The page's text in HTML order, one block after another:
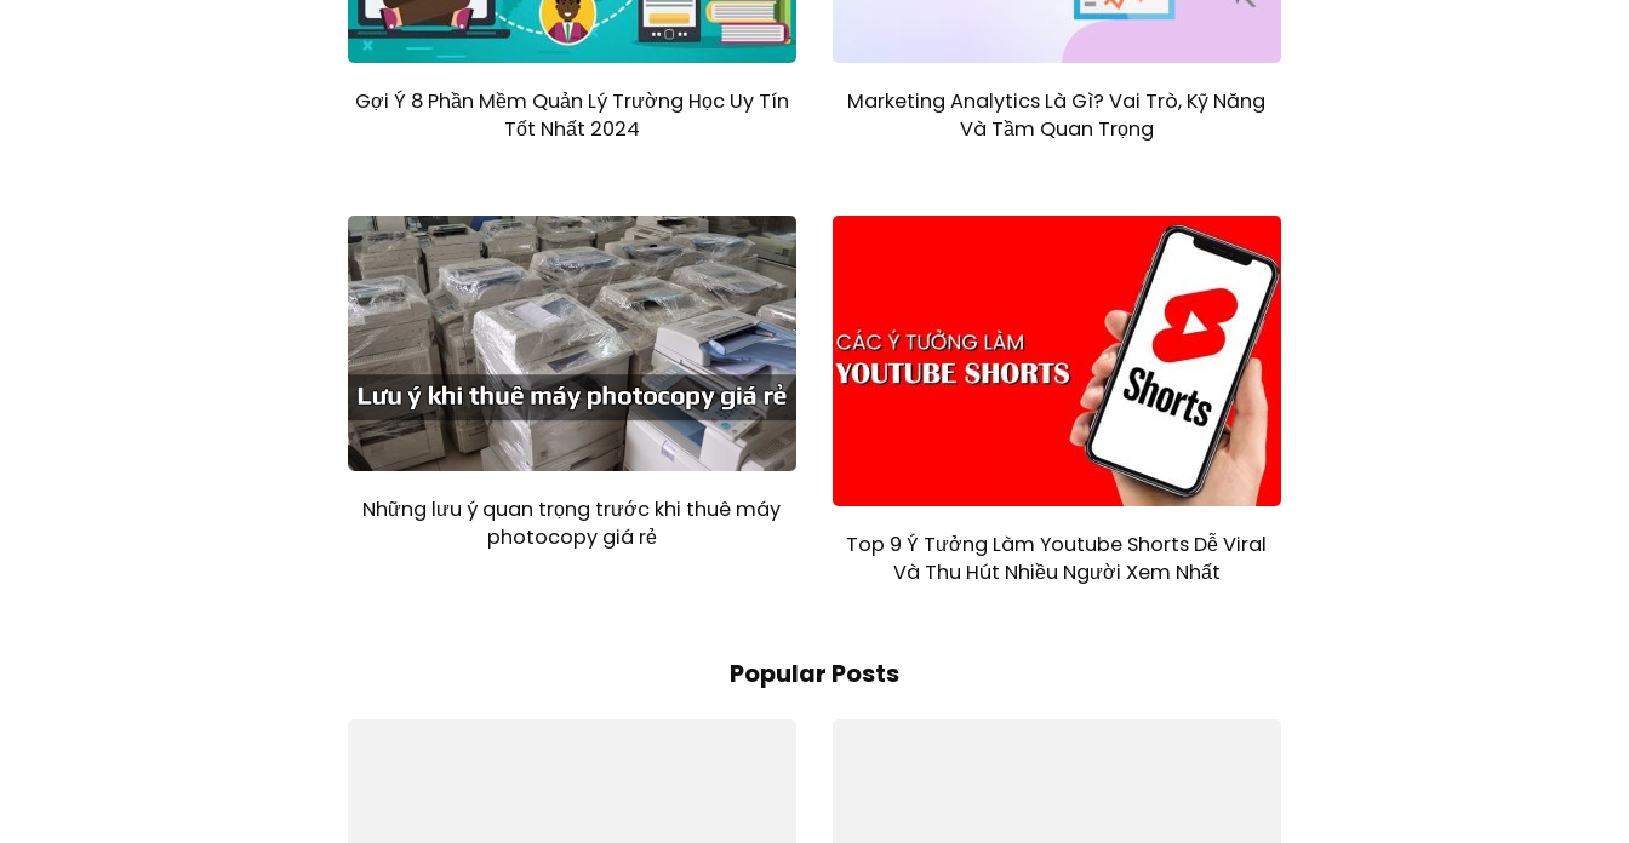
Gợi Ý 8 Phần Mềm Quản Lý Trường Học Uy Tín
Tốt Nhất 2024
Marketing Analytics Là Gì? Vai Trò, Kỹ Năng
Và Tầm Quan Trọng
Những lưu ý quan trọng trước khi thuê máy
photocopy giá rẻ
Top 9 Ý Tưởng Làm Youtube Shorts Dễ Viral
Và Thu Hút Nhiều Người Xem Nhất
Popular Posts